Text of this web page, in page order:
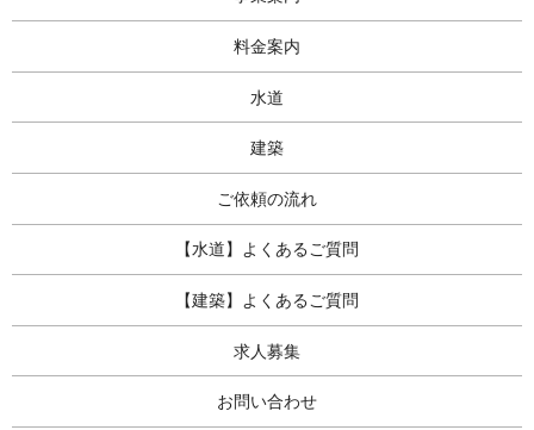
料金案内
水道
建築
ご依頼の流れ
【水道】よくあるご質問
【建築】よくあるご質問
求人募集
お問い合わせ